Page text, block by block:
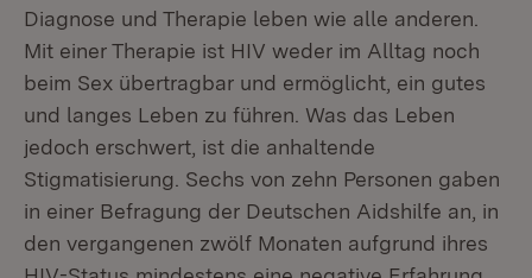
Diagnose und Therapie leben wie alle anderen.
Mit einer Therapie ist HIV weder im Alltag noch
beim Sex übertragbar und ermöglicht, ein gutes
und langes Leben zu führen. Was das Leben
jedoch erschwert, ist die anhaltende
Stigmatisierung. Sechs von zehn Personen gaben
in einer Befragung der Deutschen Aidshilfe an, in
den vergangenen zwölf Monaten aufgrund ihres